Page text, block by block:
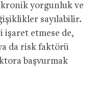
kronik yorgunluk ve
sayılabilir.
etmese de,
da risk faktörü
başvurmak